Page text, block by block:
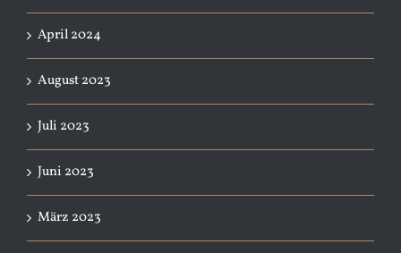
April 2024
August 2023
Juli 2023
Juni 2023
März 2023